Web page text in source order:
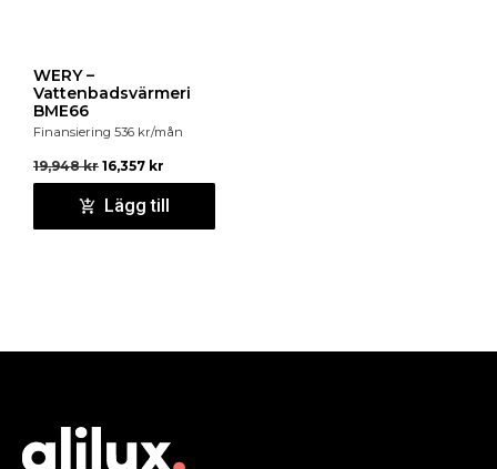
WERY –
Vattenbadsvärmeri
BME66
Finansiering 536 kr/mån
19,948kr 16,357 kr
Lägg till